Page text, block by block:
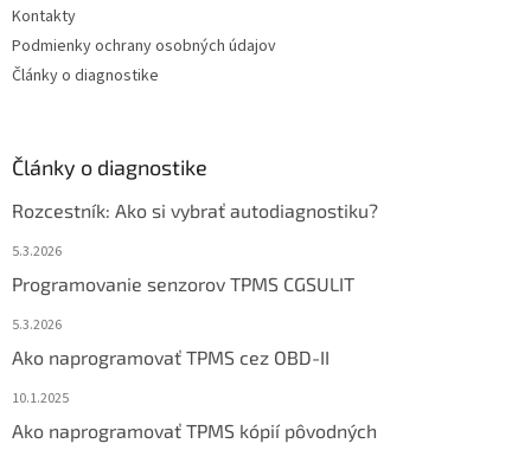
Kontakty
Podmienky ochrany osobných údajov
Články o diagnostike
Články o diagnostike
Rozcestník: Ako si vybrať autodiagnostiku?
5.3.2026
Programovanie senzorov TPMS CGSULIT
5.3.2026
Ako naprogramovať TPMS cez OBD-II
10.1.2025
Ako naprogramovať TPMS kópií pôvodných